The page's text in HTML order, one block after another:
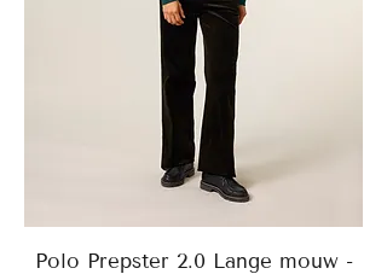
Polo Prepster 2.0 Lange mouw -